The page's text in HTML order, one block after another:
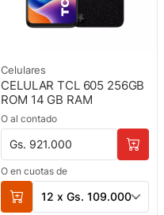
Celulares
CELULAR TCL 605 256GB
ROM 14 GB RAM
O al contado
Gs. 921.000
O en cuotas de
12 x Gs. 109.000